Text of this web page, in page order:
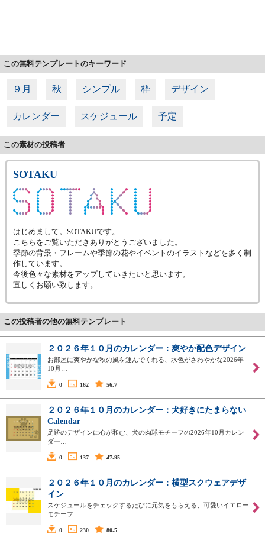
この無料テンプレートのキーワード
９月 秋 シンプル 枠 デザイン
カレンダー スケジュール 予定
この素材の投稿者
SOTAKU
はじめまして。SOTAKUです。
こちらをご覧いただきありがとうございました。
季節の背景・フレームや季節の花やイベントのイラストなどを多く制
作しています。
今後色々な素材をアップしていきたいと思います。
宜しくお願い致します。
この投稿者の他の無料テンプレート
２０２６年１０月のカレンダー：爽やか配色デザイン
お部屋に爽やかな秋の風を運んでくれる、水色がさわやかな2026年
10月…
0 162 56.7
２０２６年１０月のカレンダー：犬好きにたまらない
Calendar
足跡のデザインに心が和む、犬の肉球モチーフの2026年10月カレン
ダー…
0 137 47.95
２０２６年１０月のカレンダー：横型スクウェアデザ
イン
スケジュールをチェックするたびに元気をもらえる、可愛いイエロー
モチーフ…
0 230 80.5